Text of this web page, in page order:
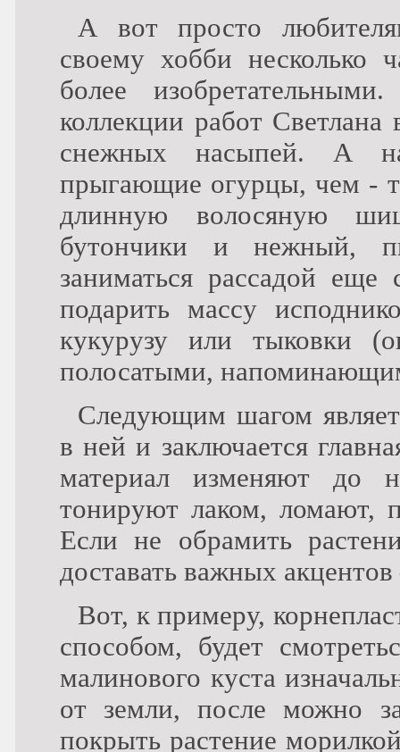
А вот просто
своему хобби несколько
более
коллекции работ
снежных насыпей. А
прыгающие огурцы, чем -
длинную волосяную
бутончики и нежный,
заниматься рассадой
подарить массу
кукурузу или тыковки
полосатыми,
Следующим шагом
в ней и заключается
материал изменяют до
тонируют лаком, ломают,
Если не обрамить
доставать важных
Вот, к примеру,
способом, будет
малинового куста
от земли, после можно
покрыть растение